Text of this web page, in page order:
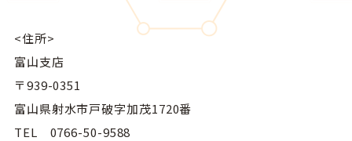
<住所>
富山支店
〒939-0351
富山県射水市戸破字加茂1720番
TEL 0766-50-9588